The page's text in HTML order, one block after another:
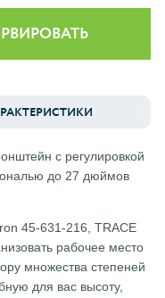
c регулировкой
до 27 дюймов
45-631-216, TRACE
рабочее место
множества степеней
для вас высоту,